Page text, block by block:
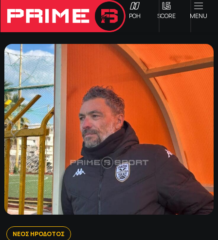
ΡΟΗ SCORE MENU
ΟΦΗ
Γ ΕΘΝΙΚΗ
Α1 ΕΠΣΗ
Α2 ΕΠΣΗ
Β1 ΕΠΣΗ
Β2 ΕΠΣΗ
ΠΟΔΟΣΦΑΙΡΟ
ΝΕΟΣ ΗΡΟΔΟΤΟΣ